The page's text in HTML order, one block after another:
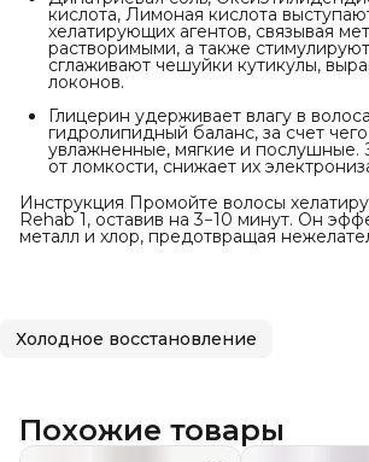
кислота, Лимоная кислота
хелатирующих агентов, связывая
растворимыми, а также
сглаживают чешуйки кутикулы,
локонов.
Глицерин удерживает влагу в
гидролипидный баланс, за счет
увлажненные, мягкие и
от ломкости, снижает их
Инструкция Промойте волосы
Rehab 1, оставив на 3−10 минут. Он
металл и хлор, предотвращая
Холодное восстановление
Похожие товары